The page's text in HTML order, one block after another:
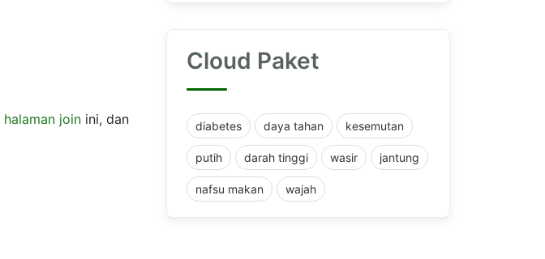
halaman join ini, dan
Cloud Paket
diabetes daya tahan kesemutan
putih darah tinggi wasir jantung
nafsu makan wajah